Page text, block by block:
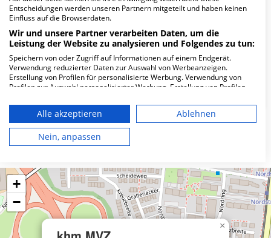
Rathausplatz 6
34246 Vellmar
Wie ist die Telefonnummer von khm MVZ
Nordhessen GmbH?
Karte
×
+
−
Entscheidungen werden unseren Partnern mitgeteilt und haben keinen
Einfluss auf die Browserdaten.
Wir und unsere Partner verarbeiten Daten, um die
Leistung der Website zu analysieren und Folgendes zu tun:
Speichern von oder Zugriff auf Informationen auf einem Endgerät.
Verwendung reduzierter Daten zur Auswahl von Werbeanzeigen.
Erstellung von Profilen für personalisierte Werbung. Verwendung von
Profilen zur Auswahl personalisierter Werbung. Erstellung von Profilen
personalisierter Inhalte. Messung der Werbeleistung. Messung der
Performance von Inhalten. Analyse von Zielgruppen durch Statistiken
oder Kombinationen von Daten aus verschiedenen Quellen. Entwicklung
und Verbesserung der Angebote. Verwendung reduzierter Daten zur
Auswahl von Inhalten.
Ihre Einwilligung und die cookie Richtlinie gelten ausschließlich für diese
Website/App.
Partnerliste anzeigen (1 IAB-Anbieter)
Wir nutzen Ihre Daten für folgende Zwecke:
IAB-Verarbeitungszwecke:
Alle akzeptieren
Ablehnen
Nein, anpassen